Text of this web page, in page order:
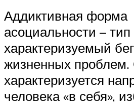
Аддиктивная форма
асоциальности –
характеризуемый
жизненных
характеризуется
человека «в себя»,